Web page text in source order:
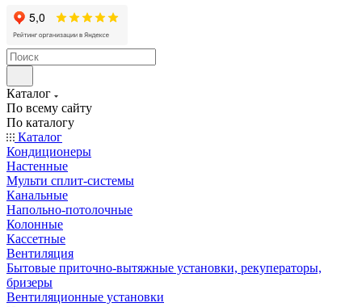
Каталог
По всему сайту
По каталогу
Каталог
Кондиционеры
Настенные
Мульти сплит-системы
Канальные
Напольно-потолочные
Колонные
Кассетные
Вентиляция
Бытовые приточно-вытяжные установки, рекуператоры,
бризеры
Вентиляционные установки